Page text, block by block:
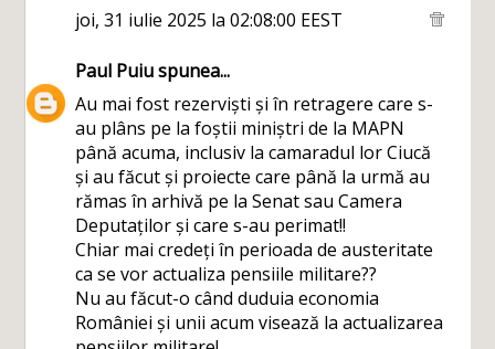
joi, 31 iulie 2025 la 02:08:00 EEST
Paul Puiuspunea...
Au mai fost rezerviști și în retragere care s-
au plâns pe la foștii miniștri de la MAPN
până acuma, inclusiv la camaradul lor Ciucă
și au făcut și proiecte care până la urmă au
rămas în arhivă pe la Senat sau Camera
Deputaților și care s-au perimat!!
Chiar mai credeți în perioada de austeritate
ca se vor actualiza pensiile militare??
Nu au făcut-o când duduia economia
României și unii acum visează la actualizarea